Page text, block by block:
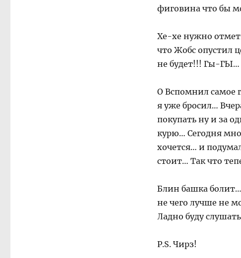
фиговина что бы
Хе-хе нужно
что Жобс опустил
не будет!!! Гы-ГЫ…
О Вспомнил самое
я уже бросил…
покупать ну и за
курю… Сегодня
хочется… и
стоит… Так что
Блин башка
не чего лучше не
Ладно буду
P.S. Чирз!